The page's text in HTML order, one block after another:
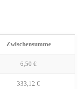
Zwischensumme
6,50 €
333,12 €